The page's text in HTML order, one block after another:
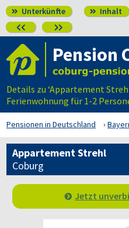
 Unterkünfte  Inhalt
 
Pension
Details zu ‘Appartement
Ferienwohnung für 1-2
Pensionen in Deutschland
Appartement Strehl
Coburg
Jetzt